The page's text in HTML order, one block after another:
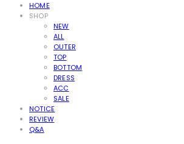
HOME
SHOP
NEW
ALL
OUTER
TOP
BOTTOM
DRESS
ACC
SALE
NOTICE
REVIEW
Q&A